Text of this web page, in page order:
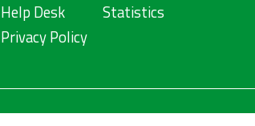
Help Desk
Privacy Policy
Statistics